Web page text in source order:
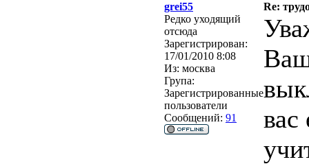
grei55
Re:
Редко уходящий
отсюда
Зарегистрирован:
17/01/2010 8:08
Из: москва
Група:
Зарегистрированные
пользователи
Сообщений: 91
вас